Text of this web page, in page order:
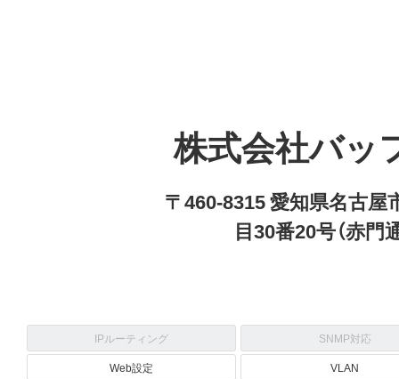
株式会社バッ
〒460-8315 愛知県名古屋
目30番20号（赤門
IPルーティング
SNMP対応
Web設定
VLAN